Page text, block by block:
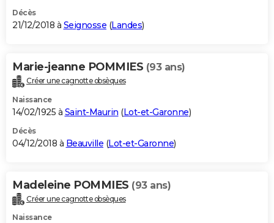
Décès
21/12/2018 à Seignosse (Landes)
Marie-jeanne POMMIES (93 ans)
Créer une cagnotte obsèques
Naissance
14/02/1925 à Saint-Maurin (Lot-et-Garonne)
Décès
04/12/2018 à Beauville (Lot-et-Garonne)
Madeleine POMMIES (93 ans)
Créer une cagnotte obsèques
Naissance